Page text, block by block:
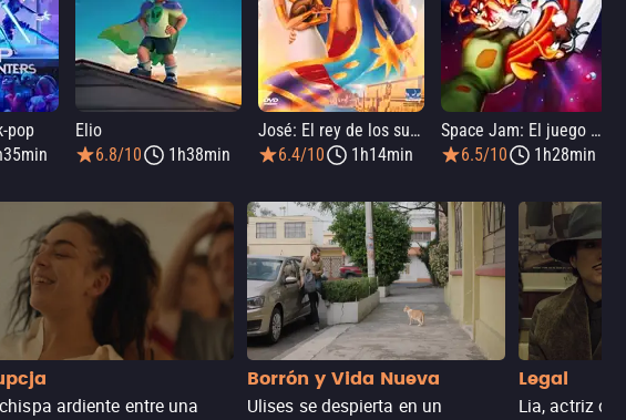
pop
Elio
6.8/10
1h38min
José: El rey de los sueños
6.4/10
1h14min
Space Jam: El juego del siglo
6.5/10
1h28min
ardiente entre una
Borrón y Vida Nueva
Ulises se despierta en un
Legal
Lia, actriz